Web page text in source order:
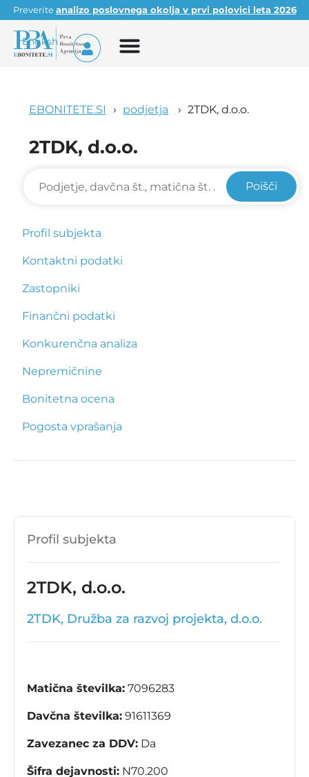
Preveriteanalizo poslovnega okolja v prvi polovici leta 2026
English
EBONITETE.SI podjetja 2TDK, d.o.o.
2TDK, d.o.o.
Poišči
Profil subjekta
Kontaktni podatki
Zastopniki
Finančni podatki
Konkurenčna analiza
Nepremičnine
Bonitetna ocena
Pogosta vprašanja
Profil subjekta
2TDK, d.o.o.
2TDK, Družba za razvoj projekta, d.o.o.
Matična številka: 7096283
Davčna številka: 91611369
Zavezanec za DDV: Da
Šifra dejavnosti: N70.200